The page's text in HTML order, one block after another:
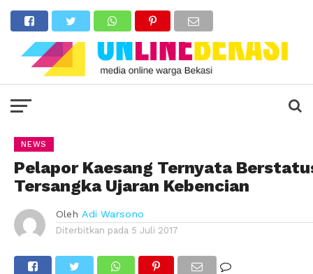
NEWS
Pelapor Kaesang Ternyata
Tersangka Ujaran Kebencian
Oleh Adi Warsono
Diterbitkan pada 5 Juli 2017